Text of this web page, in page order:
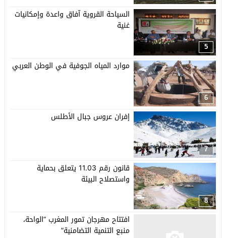
5
السياحة القروية آفاق واعدة وإمكانيات
غنية
6
موارد المياه الجوفية في الوطن العربي
7
إفران عروس جبال الأطلس
8
قانون رقم 11.03 يتعلق بحماية
واستصلاح البيئة
افتتاح مهرجان تمور المغرب “الواحة،
منبع التنمية التضامنية”